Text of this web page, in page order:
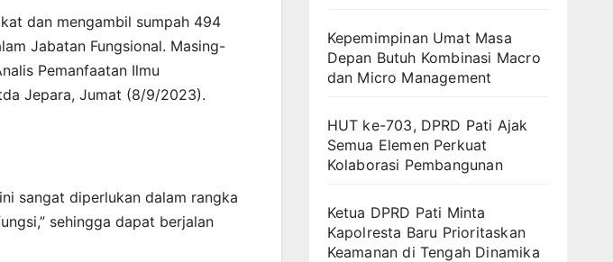
dan mengambil sumpah 494
Jabatan Fungsional. Masing-
Pemanfaatan Ilmu
Jepara, Jumat (8/9/2023).
sangat diperlukan dalam rangka
sehingga dapat berjalan
Kepemimpinan Umat Masa
Depan Butuh Kombinasi Macro
dan Micro Management
HUT ke-703, DPRD Pati Ajak
Semua Elemen Perkuat
Kolaborasi Pembangunan
Ketua DPRD Pati Minta
Kapolresta Baru Prioritaskan
Keamanan di Tengah Dinamika